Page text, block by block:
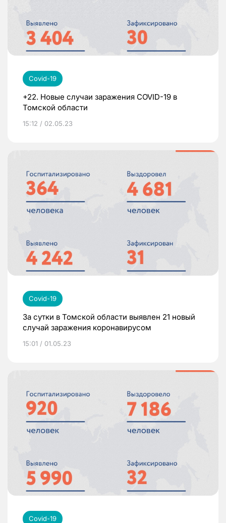
Covid-19
+22. Новые случаи заражения COVID-19 в
Томской области
15:12 / 02.05.23
Covid-19
За сутки в Томской области выявлен 21 новый
случай заражения коронавирусом
15:01 / 01.05.23
Covid-19